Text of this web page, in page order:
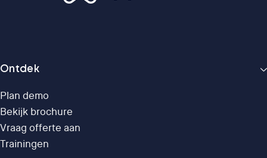
Ontdek
Plan demo
Bekijk brochure
Vraag offerte aan
Trainingen